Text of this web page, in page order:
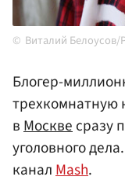
Виталий
Блогер-
трехкомнатную
вМосквесразу
уголовного
каналMash.